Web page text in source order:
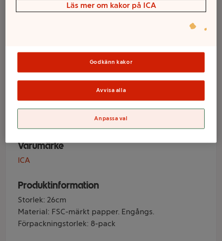
Tallrik Silver 26cm
8-p ICA
Varumärke
ICA
Produktinformation
Storlek: 26cm
Material: FSC-märkt papper. Engångs.
Förpackningstorlek: 8-pack
Välj butik och handla
Läs mer om kakor på ICA
Godkänn kakor
Avvisa alla
Anpassa val